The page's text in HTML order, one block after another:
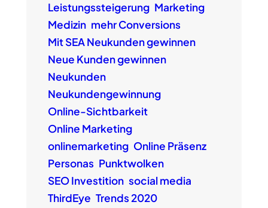
Leistungssteigerung Marketing
Medizin mehr Conversions
Mit SEA Neukunden gewinnen
Neue Kunden gewinnen
Neukunden
Neukundengewinnung
Online-Sichtbarkeit
Online Marketing
onlinemarketing Online Präsenz
Personas Punktwolken
SEO Investition social media
ThirdEye Trends 2020